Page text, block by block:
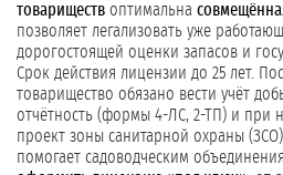
товариществ оптимальна
позволяет легализовать уже
дорогостоящей оценки запасов и
Срок действия лицензии до 25 лет.
товарищество обязано вести учёт
отчётность (формы 4-ЛС, 2-ТП) и при
проект зоны санитарной охраны (ЗСО).
помогает садоводческим